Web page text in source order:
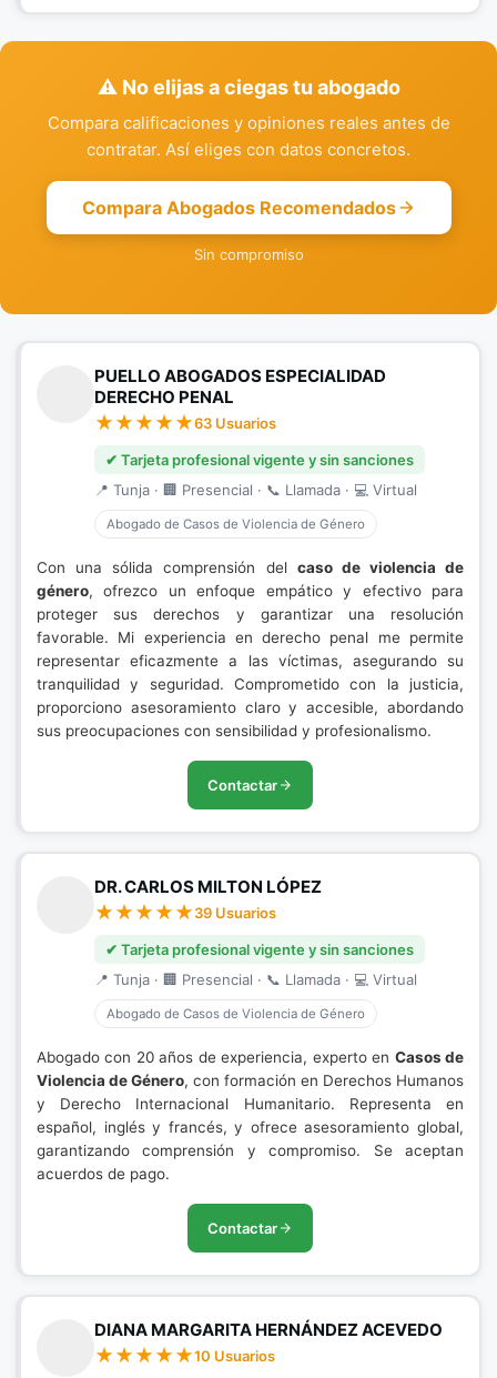
⚠️ No elijas a ciegas tu abogado
Compara calificaciones y opiniones reales antes de
contratar. Así eliges con datos concretos.
Compara Abogados Recomendados
Sin compromiso
PUELLO ABOGADOS ESPECIALIDAD
DERECHO PENAL
63 Usuarios
✔ Tarjeta profesional vigente y sin sanciones
📍 Tunja · 🏢 Presencial · 📞 Llamada · 💻 Virtual
Abogado de Casos de Violencia de Género
Con una sólida comprensión del caso de violencia de
género, ofrezco un enfoque empático y efectivo para
proteger sus derechos y garantizar una resolución
favorable. Mi experiencia en derecho penal me permite
representar eficazmente a las víctimas, asegurando su
tranquilidad y seguridad. Comprometido con la justicia,
proporciono asesoramiento claro y accesible, abordando
sus preocupaciones con sensibilidad y profesionalismo.
Contactar
DR. CARLOS MILTON LÓPEZ
39 Usuarios
✔ Tarjeta profesional vigente y sin sanciones
📍 Tunja · 🏢 Presencial · 📞 Llamada · 💻 Virtual
Abogado de Casos de Violencia de Género
Abogado con 20 años de experiencia, experto en Casos de
Violencia de Género, con formación en Derechos Humanos
y Derecho Internacional Humanitario. Representa en
español, inglés y francés, y ofrece asesoramiento global,
garantizando comprensión y compromiso. Se aceptan
acuerdos de pago.
Contactar
DIANA MARGARITA HERNÁNDEZ ACEVEDO
10 Usuarios